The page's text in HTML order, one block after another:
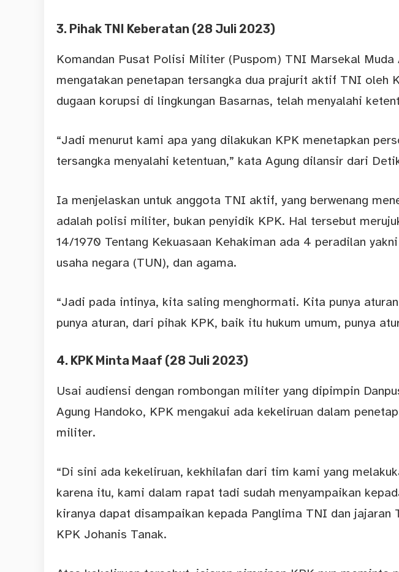
3. Pihak TNI Keberatan (28 Juli 2023)
Komandan Pusat Polisi Militer (Puspom) TNI Marsekal Muda
mengatakan penetapan tersangka dua prajurit aktif TNI oleh
dugaan korupsi di lingkungan Basarnas, telah menyalahi
“Jadi menurut kami apa yang dilakukan KPK menetapkan
tersangka menyalahi ketentuan,” kata Agung dilansir dari
Ia menjelaskan untuk anggota TNI aktif, yang berwenang
adalah polisi militer, bukan penyidik KPK. Hal tersebut
14/1970 Tentang Kekuasaan Kehakiman ada 4 peradilan
usaha negara (TUN), dan agama.
“Jadi pada intinya, kita saling menghormati. Kita punya
punya aturan, dari pihak KPK, baik itu hukum umum, punya
4. KPK Minta Maaf (28 Juli 2023)
Usai audiensi dengan rombongan militer yang dipimpin
Agung Handoko, KPK mengakui ada kekeliruan dalam
militer.
“Di sini ada kekeliruan, kekhilafan dari tim kami yang
karena itu, kami dalam rapat tadi sudah menyampaikan
kiranya dapat disampaikan kepada Panglima TNI dan jajaran
KPK Johanis Tanak.